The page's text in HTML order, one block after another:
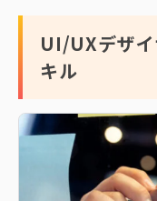
UI/UXデザ
キル